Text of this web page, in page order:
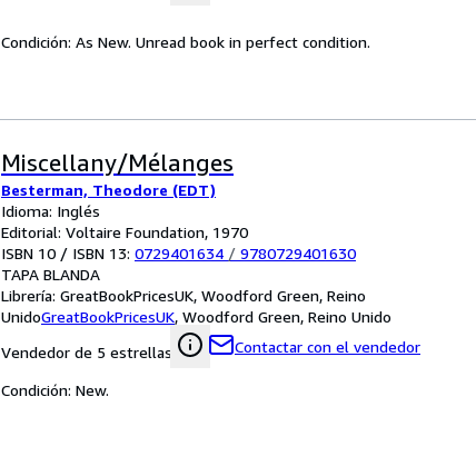
Condición: As New. Unread book in perfect condition.
Miscellany/Mélanges
Besterman, Theodore (EDT)
Idioma: Inglés
Editorial: Voltaire Foundation, 1970
ISBN 10 / ISBN 13: 0729401634 / 9780729401630
TAPA BLANDA
Librería: GreatBookPricesUK, Woodford Green, Reino
UnidoGreatBookPricesUK, Woodford Green, Reino Unido
Vendedor de 5 estrellas
Contactar con el vendedor
Condición: New.